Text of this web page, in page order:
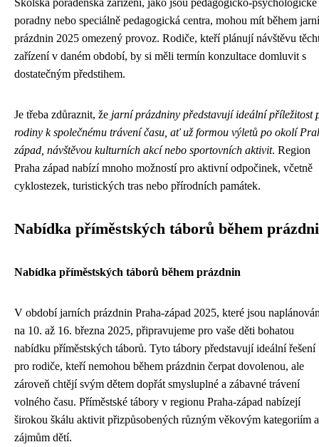
poradny nebo speciálně pedagogická centra, mohou mít během
prázdnin 2025 omezený provoz. Rodiče, kteří plánují návštěvu
zařízení v daném období, by si měli termín konzultace domluvit s
dostatečným předstihem.
Je třeba zdůraznit, že jarní prázdniny představují ideální příležitost
rodiny k společnému trávení času, ať už formou výletů po okolí
západ, návštěvou kulturních akcí nebo sportovních aktivit. Region
Praha západ nabízí mnoho možností pro aktivní odpočinek, včetně
cyklostezek, turistických tras nebo přírodních památek.
Nabídka příměstských táborů během
Nabídka příměstských táborů během prázdnin
V období jarních prázdnin Praha-západ 2025, které jsou
na 10. až 16. března 2025, připravujeme pro vaše děti bohatou
nabídku příměstských táborů. Tyto tábory představují ideální řešení
pro rodiče, kteří nemohou během prázdnin čerpat dovolenou, ale
zároveň chtějí svým dětem dopřát smysluplné a zábavné trávení
volného času. Příměstské tábory v regionu Praha-západ nabízejí
širokou škálu aktivit přizpůsobených různým věkovým kategoriím a
zájmům dětí.